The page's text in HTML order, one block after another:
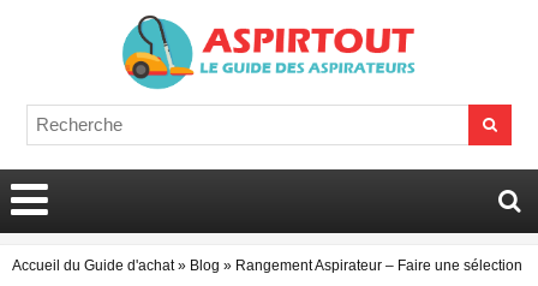
Accueil du Guide d'achat» Blog » Rangement Aspirateur – Faire une sélection